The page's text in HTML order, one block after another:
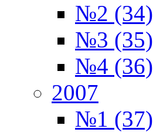
№2 (34)
№3 (35)
№4 (36)
2007
№1 (37)